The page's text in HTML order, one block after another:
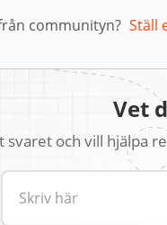
communityn? Ställ
Vet
svaret och vill hjälpa